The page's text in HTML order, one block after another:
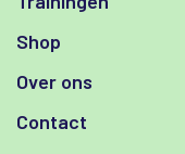
Shop
Over ons
Contact